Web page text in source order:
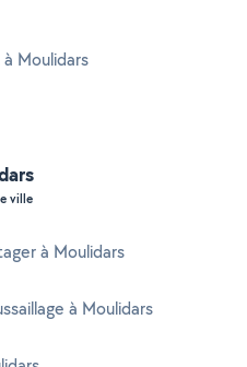
Moulidars
ville
à Moulidars
à Moulidars